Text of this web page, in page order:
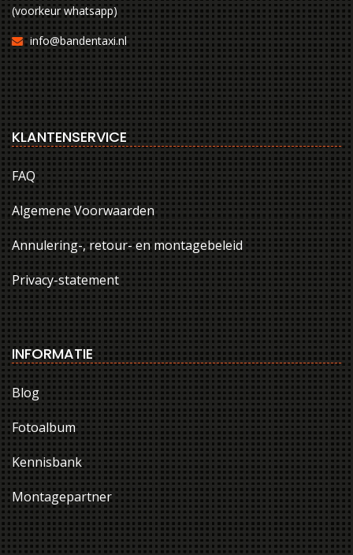
(voorkeur whatsapp)
info@bandentaxi.nl
KLANTENSERVICE
FAQ
Algemene Voorwaarden
Annulering-, retour- en montagebeleid
Privacy-statement
INFORMATIE
Blog
Fotoalbum
Kennisbank
Montagepartner